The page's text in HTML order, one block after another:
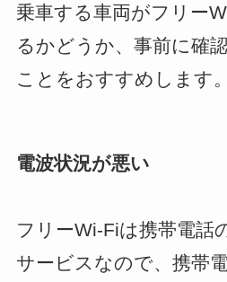
乗車する車両がフリー
るかどうか、事前に確
ことをおすすめします。
電波状況が悪い
フリーWi-Fiは携帯電話
サービスなので、携帯